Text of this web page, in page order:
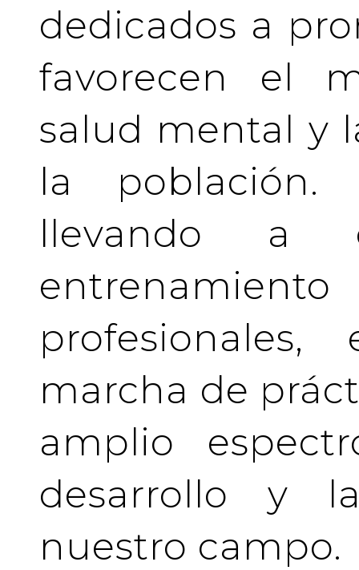
dedicados a
favorecen el
salud mental y
la población.
llevando a
marcha de
amplio
desarrollo y
nuestro campo.